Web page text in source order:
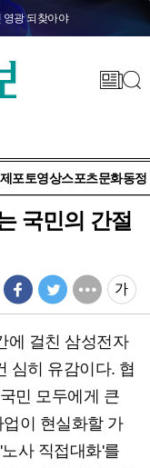
영광 되찾아야
포토영상스포츠문화동정
국민의 간절
에 걸친 삼성전자
심히 유감이다. 협
민 모두에게 큰
이 현실화할 가
사 직접대화'를